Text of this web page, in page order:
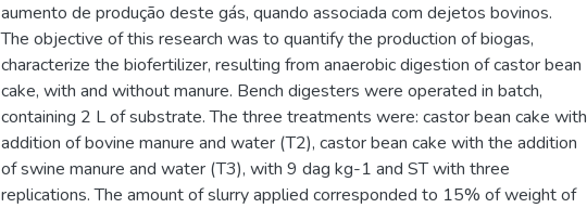
aumento de produção deste gás, quando associada com dejetos bovinos.
The objective of this research was to quantify the production of biogas,
characterize the biofertilizer, resulting from anaerobic digestion of castor bean
cake, with and without manure. Bench digesters were operated in batch,
containing 2 L of substrate. The three treatments were: castor bean cake with
addition of bovine manure and water (T2), castor bean cake with the addition
of swine manure and water (T3), with 9 dag kg-1 and ST with three
replications. The amount of slurry applied corresponded to 15% of weight of